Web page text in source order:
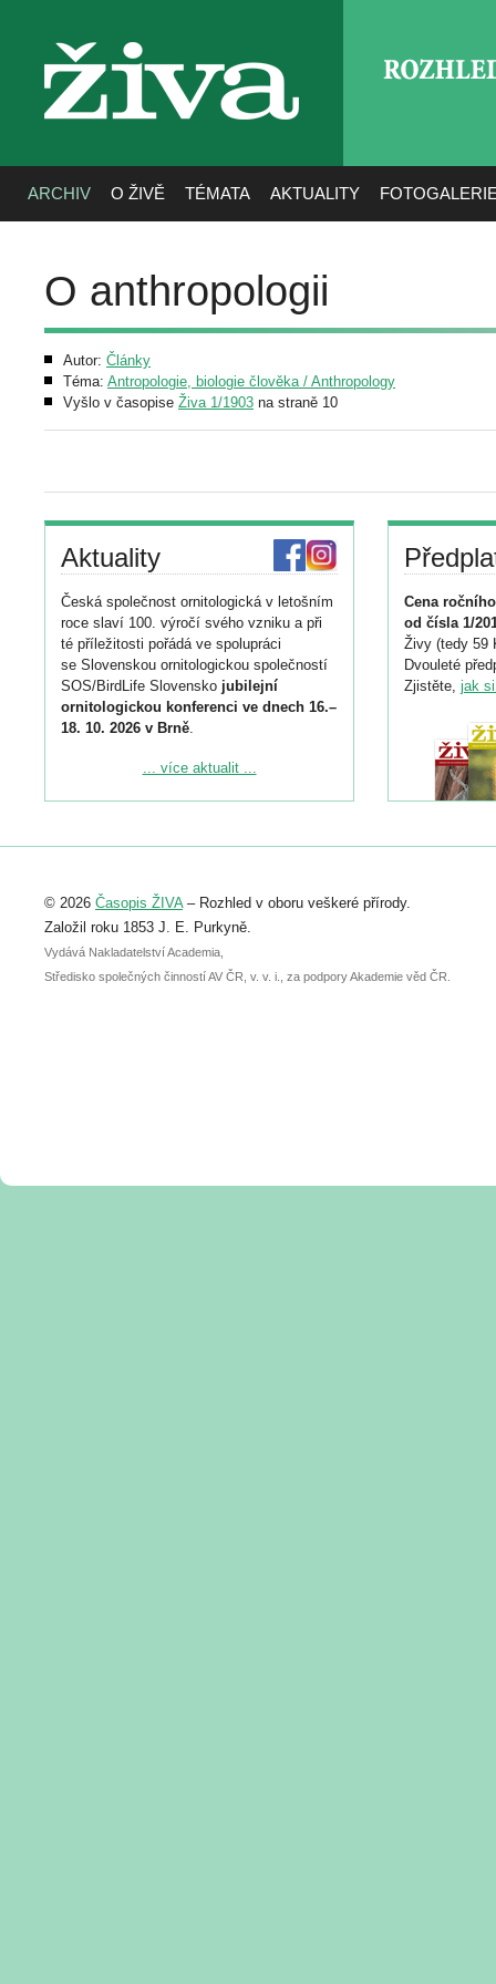
živa
ARCHIV O ŽIVĚ TÉMATA AKTUALITY
O anthropologii
Autor: Články
Téma: Antropologie, biologie člověka / Anthropology
Vyšlo v časopise Živa 1/1903 na straně 10
Aktuality
Česká společnost ornitologická v letošním
roce slaví 100. výročí svého vzniku a při
té příležitosti pořádá ve spolupráci
se Slovenskou ornitologickou společností
SOS/BirdLife Slovensko jubilejní
ornitologickou konferenci ve dnech 16.–
18. 10. 2026 v Brně.
Podrobnější informace ke konferenci
Registrovat se můžete do 6. září.
abstraktu přihlášené přednášky nebo
posteru je už 30. června.
... více aktualit ...
Cena
od čísla 1/
Živy (tedy 59
Dvouleté
Zjistěte, jak
© 2026 Časopis ŽIVA– Rozhled v oboru veškeré přírody.
Založil roku 1853 J. E. Purkyně.
Vydává Nakladatelství Academia,
Středisko společných činností AV ČR, v. v. i., za podpory Akademie věd ČR.